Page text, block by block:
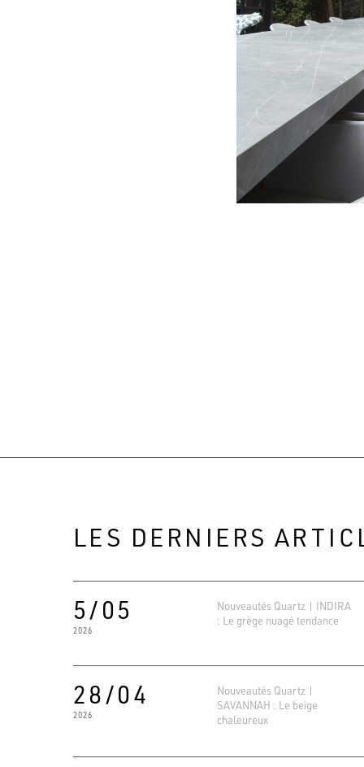
LES DERNIERS
5/05
2026
Nouveautés Quartz | INDIRA
: Le grège nuagé tendance
28/04
2026
Nouveautés Quartz |
SAVANNAH : Le beige
chaleureux